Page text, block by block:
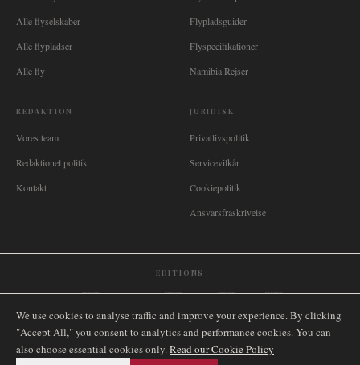
Alle flyselskaber
Alle flypladser
Alle fly
Flypladsguider
Flyspecifikationer
Namibia Rejser
REDAKTION
Vores team
Redaktionel politik
Kontakt
JURIDISK
Privatlivspolitik
Servicevilkår
Cookiepolitik
Ansvarsfraskrivelse
EDITIONS
🌐 International🇬🇧 United Kingdom🇦🇺 Australia🇨🇦 Canada🇳🇿 New Zealand
🇿🇦 South Africa🇸🇬 Singapore 🇩🇪 Deutschland🇳🇱 Nederland🇫🇷 France
🇮🇹 Italia🇪🇸 España 🇧🇷 Brasil🇸🇪 Sverige🇳🇴 Norge🇩🇰 Danmark
We use cookies to analyse traffic and improve your experience. By clicking
"Accept All," you consent to analytics and performance cookies. You can
also choose essential cookies only.Read our Cookie Policy